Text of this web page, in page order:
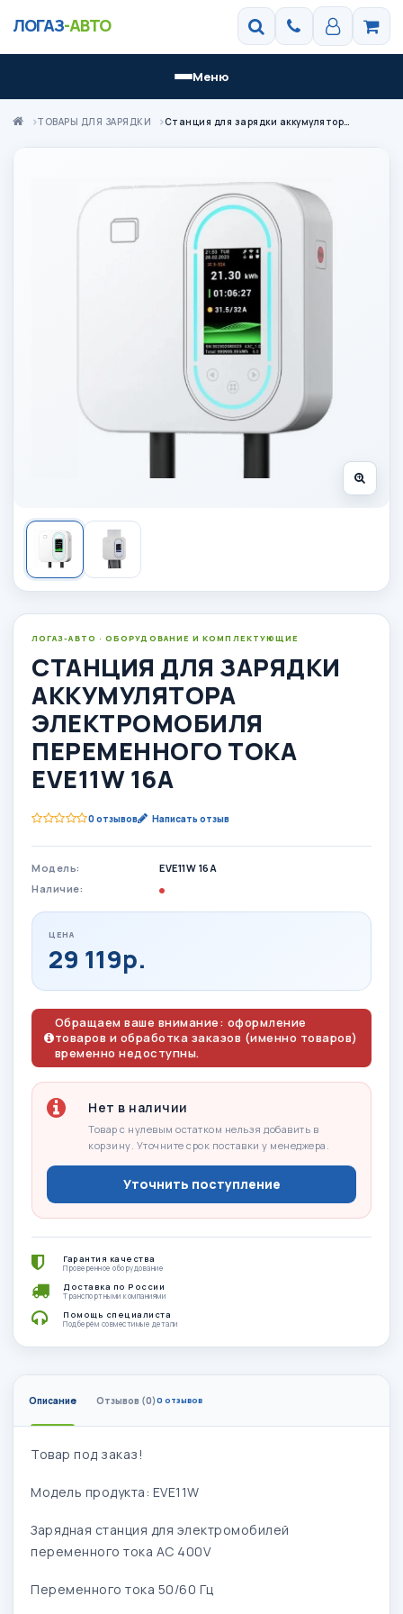
ЛОГАЗ-АВТО
Меню
ТОВАРЫ ДЛЯ ЗАРЯДКИ Станция для зарядки аккумулятора электромобиля переменного тока EVE11W 16A
ЛОГАЗ-АВТО · ОБОРУДОВАНИЕ И КОМПЛЕКТУЮЩИЕ
СТАНЦИЯ ДЛЯ ЗАРЯДКИ
АККУМУЛЯТОРА
ЭЛЕКТРОМОБИЛЯ
ПЕРЕМЕННОГО ТОКА
EVE11W 16A
0 отзывов Написать отзыв
Модель:
EVE11W 16A
Наличие:
ЦЕНА
29 119р.
Обращаем ваше внимание: оформление
товаров и обработка заказов (именно товаров)
временно недоступны.
Нет в наличии
Товар с нулевым остатком нельзя добавить в
корзину. Уточните срок поставки у менеджера.
Уточнить поступление
Гарантия качества
Проверенное оборудование
Доставка по России
Транспортными компаниями
Помощь специалиста
Подберём совместимые детали
Описание Отзывов (0)0 отзывов
Товар под заказ!
Модель продукта: EVE11W
Зарядная станция для электромобилей
переменного тока AC 400V
Переменного тока 50/60 Гц